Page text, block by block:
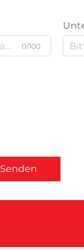
0/100
Senden